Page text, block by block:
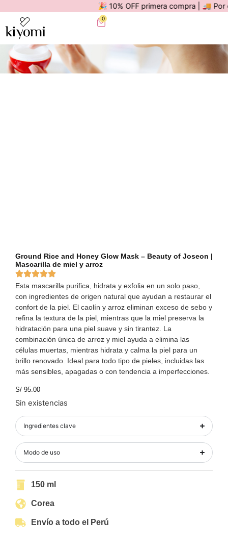
🎉 10% OFF primera compra | 🚚 Por
0
Ground Rice and Honey Glow Mask – Beauty of Joseon |
Mascarilla de miel y arroz
Esta mascarilla purifica, hidrata y exfolia en un solo paso,
con ingredientes de origen natural que ayudan a restaurar el
confort de la piel. El caolín y arroz eliminan exceso de sebo y
refina la textura de la piel, mientras que la miel preserva la
hidratación para una piel suave y sin tirantez. La
combinación única de arroz y miel ayuda a elimina las
células muertas, mientras hidrata y calma la piel para un
brillo renovado. Ideal para todo tipo de pieles, incluidas las
más sensibles, apagadas o con tendencia a imperfecciones.
S/ 95.00
Sin existencias
Ingredientes clave
Modo de uso
150 ml
Corea
Envío a todo el Perú